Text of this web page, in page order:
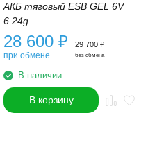
АКБ тяговый ESB GEL 6V
6.24g
28 600 ₽
при обмене
29 700 ₽
без обмена
В наличии
В корзину